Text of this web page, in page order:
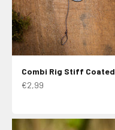
Combi Rig Stiff Coated
Aanbiedingsprijs
€2,99